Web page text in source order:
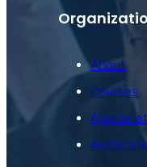
About
Courses